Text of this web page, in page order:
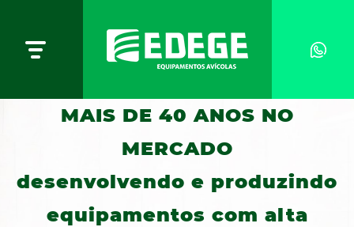
MAIS DE 40 ANOS NO
MERCADO
desenvolvendo e produzindo
equipamentos com alta